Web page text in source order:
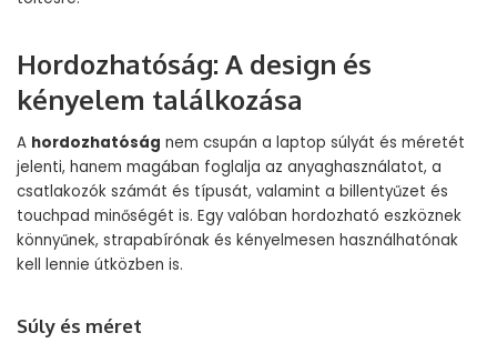
Hordozhatóság: A design és
kényelem találkozása
A hordozhatóság nem csupán a laptop súlyát és méretét
jelenti, hanem magában foglalja az anyaghasználatot, a
csatlakozók számát és típusát, valamint a billentyűzet és
touchpad minőségét is. Egy valóban hordozható eszköznek
könnyűnek, strapabírónak és kényelmesen használhatónak
kell lennie útközben is.
Súly és méret